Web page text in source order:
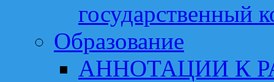
государственный
Образование
АННОТАЦИИ К